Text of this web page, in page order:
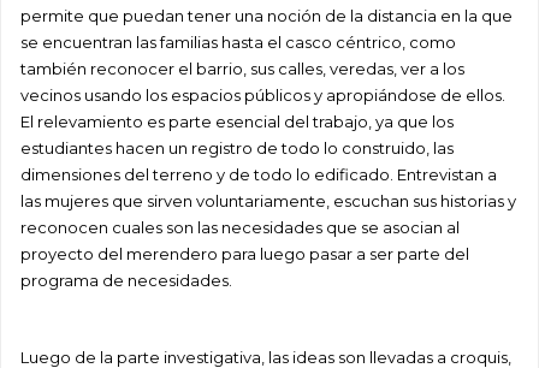
permite que puedan tener una noción de la distancia en la que
se encuentran las familias hasta el casco céntrico, como
también reconocer el barrio, sus calles, veredas, ver a los
vecinos usando los espacios públicos y apropiándose de ellos.
El relevamiento es parte esencial del trabajo, ya que los
estudiantes hacen un registro de todo lo construido, las
dimensiones del terreno y de todo lo edificado. Entrevistan a
las mujeres que sirven voluntariamente, escuchan sus historias y
reconocen cuales son las necesidades que se asocian al
proyecto del merendero para luego pasar a ser parte del
programa de necesidades.
Luego de la parte investigativa, las ideas son llevadas a croquis,